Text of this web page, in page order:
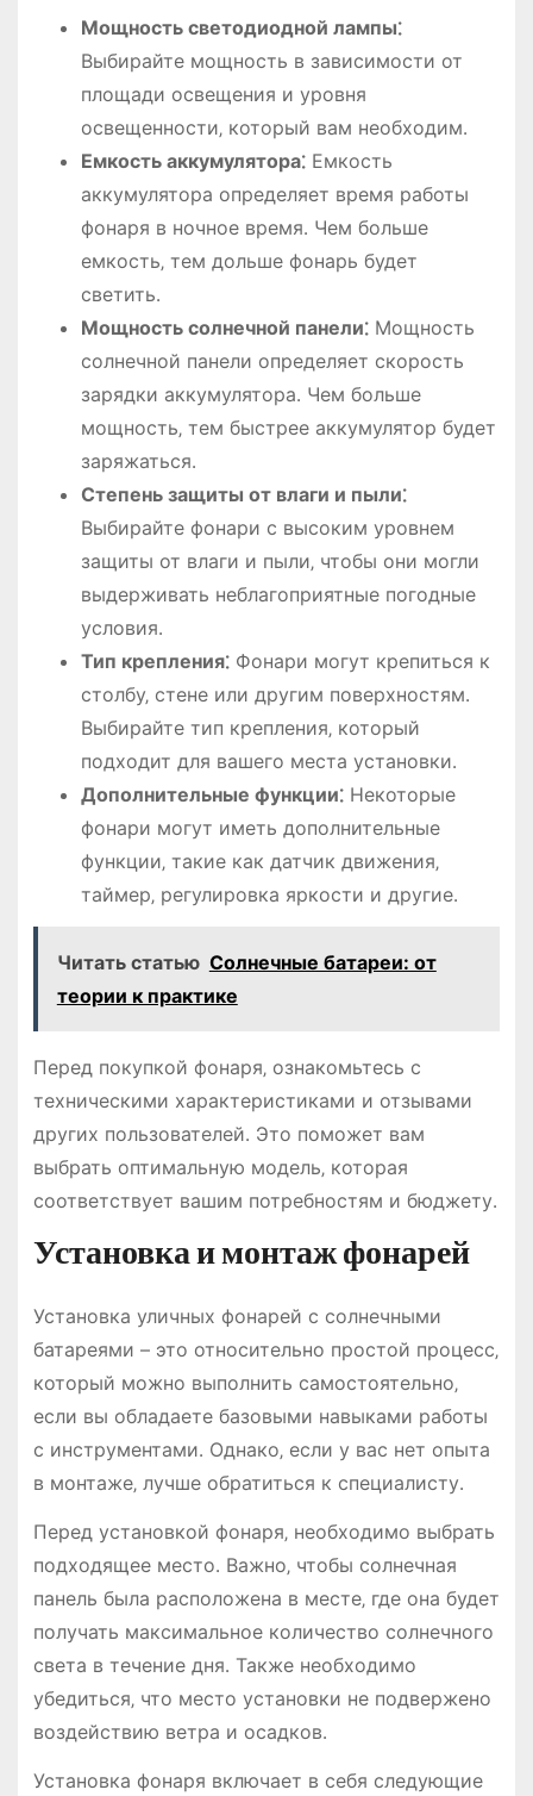
Мощность светодиодной лампы⁚
Выбирайте мощность в зависимости от
площади освещения и уровня
освещенности‚ который вам необходим․
Емкость аккумулятора⁚Емкость
аккумулятора определяет время работы
фонаря в ночное время․ Чем больше
емкость‚ тем дольше фонарь будет
светить․
Мощность солнечной панели⁚Мощность
солнечной панели определяет скорость
зарядки аккумулятора․ Чем больше
мощность‚ тем быстрее аккумулятор будет
заряжаться․
Степень защиты от влаги и пыли⁚
Выбирайте фонари с высоким уровнем
защиты от влаги и пыли‚ чтобы они могли
выдерживать неблагоприятные погодные
условия․
Тип крепления⁚Фонари могут крепиться к
столбу‚ стене или другим поверхностям․
Выбирайте тип крепления‚ который
подходит для вашего места установки․
Дополнительные функции⁚Некоторые
фонари могут иметь дополнительные
функции‚ такие как датчик движения‚
таймер‚ регулировка яркости и другие․
Читать статью Солнечные батареи: от
теории к практике
Перед покупкой фонаря‚ ознакомьтесь с
техническими характеристиками и отзывами
других пользователей․ Это поможет вам
выбрать оптимальную модель‚ которая
соответствует вашим потребностям и бюджету․
Установка и монтаж фонарей
Установка уличных фонарей с солнечными
батареями – это относительно простой процесс‚
который можно выполнить самостоятельно‚
если вы обладаете базовыми навыками работы
с инструментами․ Однако‚ если у вас нет опыта
в монтаже‚ лучше обратиться к специалисту․
Перед установкой фонаря‚ необходимо выбрать
подходящее место․ Важно‚ чтобы солнечная
панель была расположена в месте‚ где она будет
получать максимальное количество солнечного
света в течение дня․ Также необходимо
убедиться‚ что место установки не подвержено
воздействию ветра и осадков․
Установка фонаря включает в себя следующие